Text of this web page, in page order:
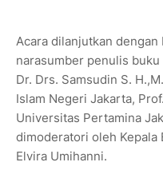
Acara dilanjutkan
narasumber penulis
Dr. Drs. Samsudin S.
Islam Negeri Jakarta,
Universitas Pertamina
dimoderatori oleh Kepala
Elvira Umihanni.